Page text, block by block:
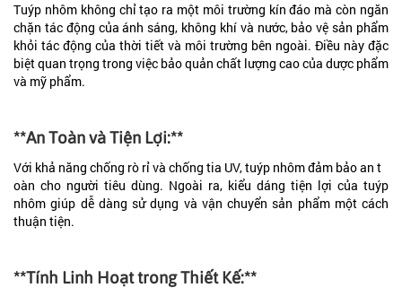
Tuýp nhôm không chỉ tạo ra một môi trường kín đáo mà còn ngăn
chặn tác động của ánh sáng, không khí và nước, bảo vệ sản phẩm
khỏi tác động của thời tiết và môi trường bên ngoài. Điều này đặc
biệt quan trọng trong việc bảo quản chất lượng cao của dược phẩm
và mỹ phẩm.
**An Toàn và Tiện Lợi:**
Với khả năng chống rò rỉ và chống tia UV, tuýp nhôm đảm bảo an t
oàn cho người tiêu dùng. Ngoài ra, kiểu dáng tiện lợi của tuýp
nhôm giúp dễ dàng sử dụng và vận chuyển sản phẩm một cách
thuận tiện.
**Tính Linh Hoạt trong Thiết Kế:**